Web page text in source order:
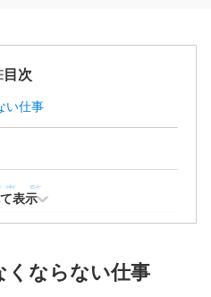
目次
い仕事
事一覧
の就活対策
表示
くならない仕事